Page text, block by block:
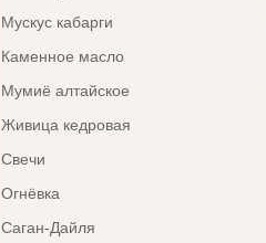
Мускус кабарги
Каменное масло
Мумиё алтайское
Живица кедровая
Свечи
Огнёвка
Саган-Дайля